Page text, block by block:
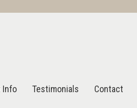
Info Testimonials Contact